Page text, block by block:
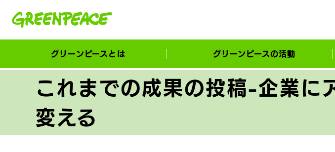
グリーンピースとは グリーンピースの活動
これまでの成果の投稿-企業に
変える